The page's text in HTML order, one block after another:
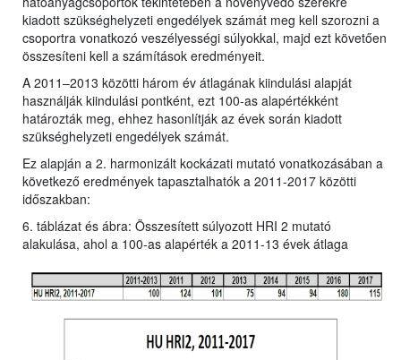
kiadott szükséghelyzeti engedélyek számát meg kell szorozni a
csoportra vonatkozó veszélyességi súlyokkal, majd ezt követően
összesíteni kell a számítások eredményeit.
A 2011–2013 közötti három év átlagának kiindulási alapját
használják kiindulási pontként, ezt 100-as alapértékként
határozták meg, ehhez hasonlítják az évek során kiadott
szükséghelyzeti engedélyek számát.
Ez alapján a 2. harmonizált kockázati mutató vonatkozásában a
következő eredmények tapasztalhatók a 2011-2017 közötti
időszakban:
6. táblázat és ábra: Összesített súlyozott HRI 2 mutató
alakulása, ahol a 100-as alapérték a 2011-13 évek átlaga